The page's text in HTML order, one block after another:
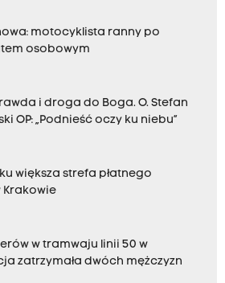
motocyklista ranny po
osobowym
i droga do Boga. O. Stefan
OP: „Podnieść oczy ku niebu”
większa strefa płatnego
w tramwaju linii 50 w
zatrzymała dwóch mężczyzn